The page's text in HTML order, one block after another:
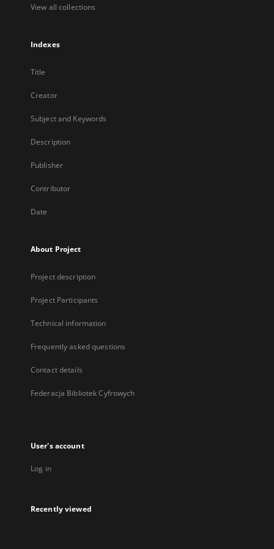
View all collections
Indexes
Title
Creator
Subject and Keywords
Description
Publisher
Contributor
Date
About Project
Project description
Project Participants
Technical information
Frequently asked questions
Contact details
Federacja Bibliotek Cyfrowych
User's account
Log in
Recently viewed